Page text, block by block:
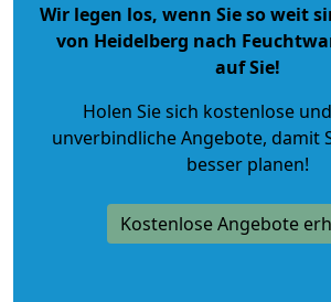
Wir legen los, wenn Sie so weit
von Heidelberg nach
auf Sie!
Holen Sie sich kostenlose
unverbindliche Angebote, damit
besser planen!
Kostenlose Angebote